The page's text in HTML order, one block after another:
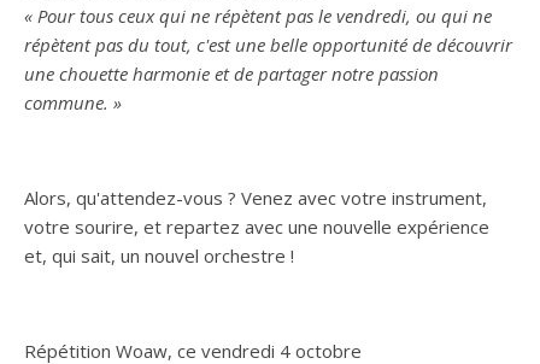
« Pour tous ceux qui ne répètent pas le vendredi, ou qui ne
répètent pas du tout, c'est une belle opportunité de découvrir
une chouette harmonie et de partager notre passion
commune. »
Alors, qu'attendez-vous ? Venez avec votre instrument,
votre sourire, et repartez avec une nouvelle expérience
et, qui sait, un nouvel orchestre !
Répétition Woaw, ce vendredi 4 octobre